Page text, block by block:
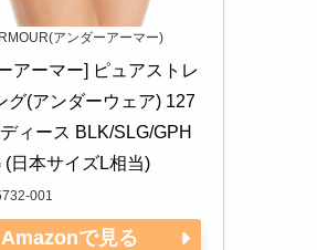
アンダーアーマー)
アーマー] ピュアストレ
グ(アンダーウェア) 127
ィース BLK/SLG/GPH
(日本サイズL相当)
001
Amazonで見る